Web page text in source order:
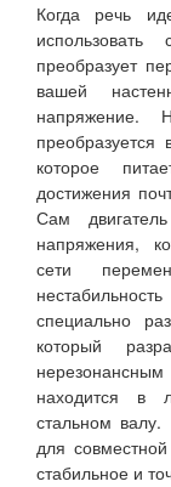
Когда речь
преобразует
вашей
напряжение.
которое
достижения
Сам
напряжения,
сети
специально
который
находится в
стальном
для
стабильное и